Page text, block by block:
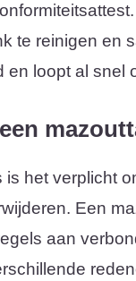
te reinigen en
loopt al snel
is het verplicht
Een
aan